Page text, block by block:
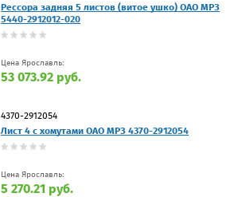
Рессора задняя 5 листов (витое ушко) ОАО МРЗ
5440-2912012-020
Цена Ярославль:
53 073.92 руб.
4370-2912054
Лист 4 с хомутами ОАО МРЗ 4370-2912054
Цена Ярославль:
5 270.21 руб.